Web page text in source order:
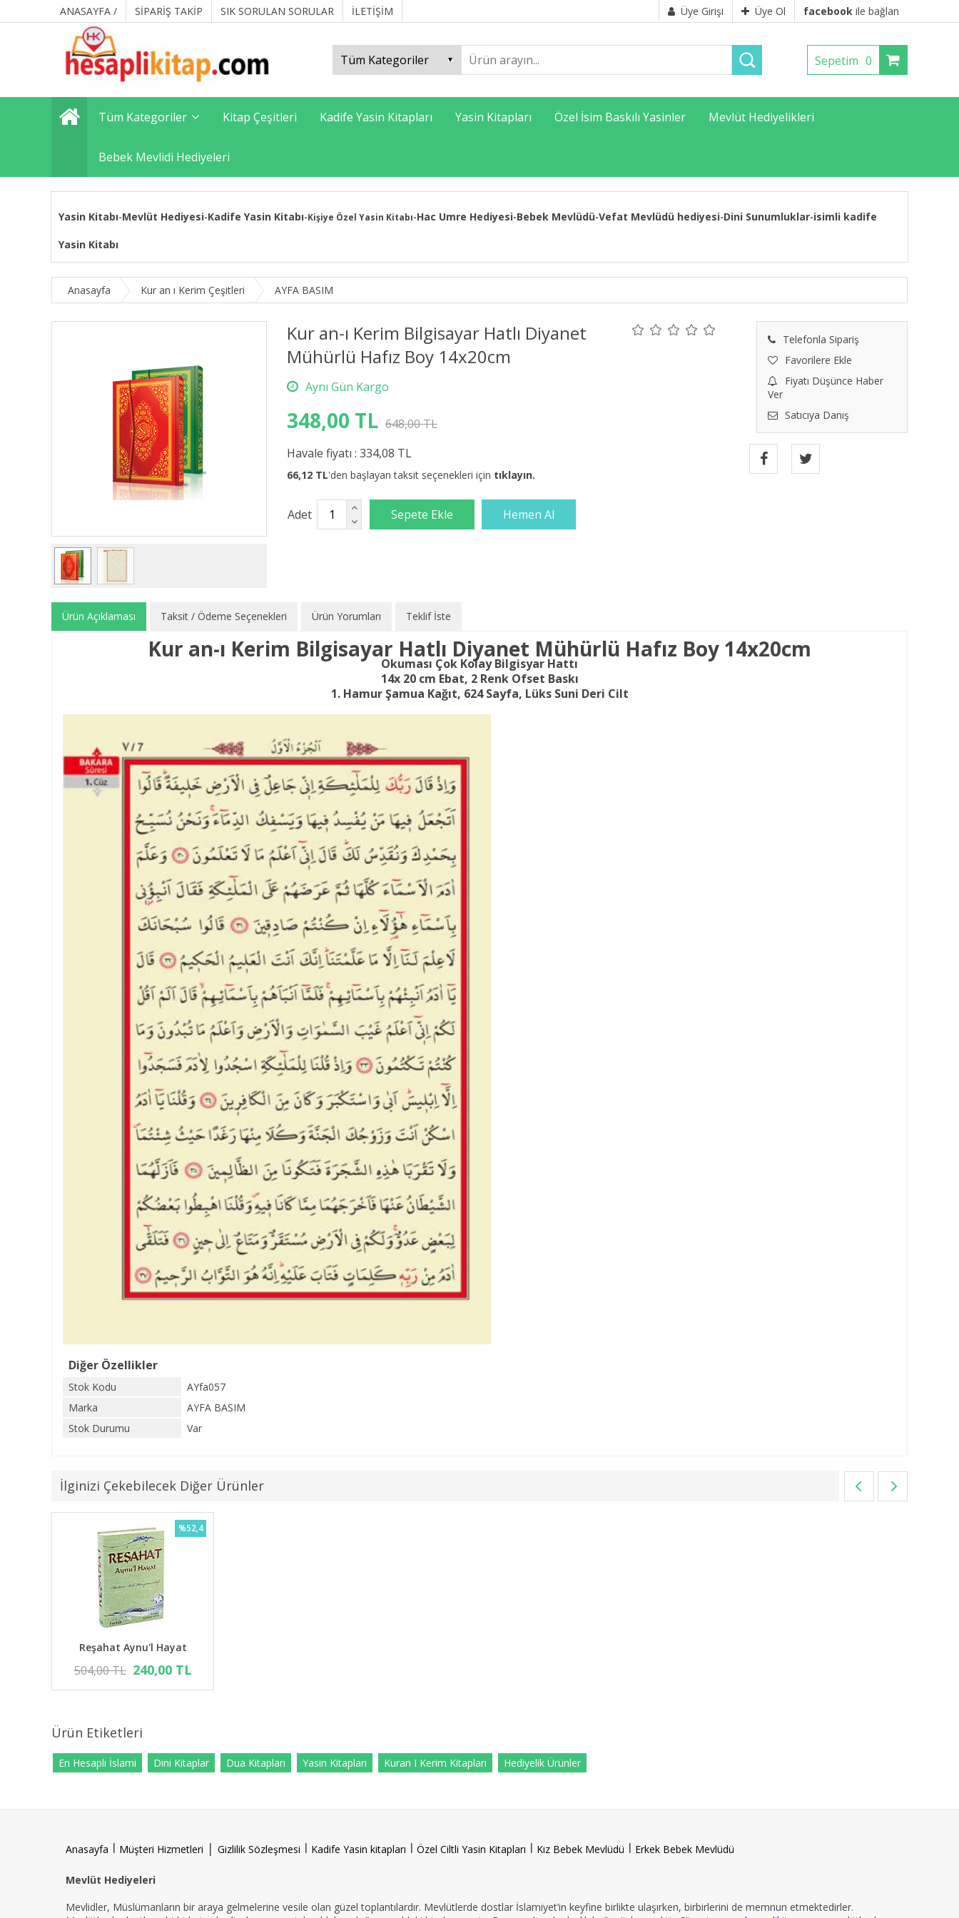
ANASAYFA / SİPARİŞ TAKİP SIK SORULAN SORULAR İLETİŞİM Üye Girişi Üye Ol facebook ile bağlan
Sepetim 0
Tüm Kategoriler Kitap Çeşitleri Kadife Yasin Kitapları Yasin Kitapları Özel İsim Baskılı Yasinler Mevlüt Hediyelikleri
Bebek Mevlidi Hediyeleri
Yasin Kitabı-Mevlüt Hediyesi-Kadife Yasin Kitabı-Kişiye Özel Yasin Kitabı-Hac Umre Hediyesi-Bebek Mevlüdü-Vefat Mevlüdü hediyesi-Dini Sunumluklar-isimli kadife
Yasin Kitabı
Anasayfa Kur an ı Kerim Çeşitleri AYFA BASIM
Kur an-ı Kerim Bilgisayar Hatlı Diyanet
Mühürlü Hafız Boy 14x20cm
Telefonla Sipariş
Favorilere Ekle
Fiyatı Düşünce Haber
Ver
Satıcıya Danış
348,00 TL 648,00 TL
Havale fiyatı : 334,08 TL
66,12 TL'den başlayan taksit seçenekleri için tıklayın.
Adet
Ürün Açıklaması Taksit / Ödeme Seçenekleri Ürün Yorumları Teklif İste
Kur an-ı Kerim Bilgisayar Hatlı Diyanet Mühürlü Hafız Boy 14x20cm
Okuması Çok Kolay Bilgisyar Hattı
14x 20 cm Ebat, 2 Renk Ofset Baskı
1. Hamur Şamua Kağıt, 624 Sayfa, Lüks Suni Deri Cilt
Diğer Özellikler
Stok Kodu
AYfa057
Marka
AYFA BASIM
Stok Durumu
Var
İlginizi Çekebilecek Diğer Ürünler
Reşahat Aynu'l Hayat
504,00 TL 240,00 TL
%52,4
Ürün Etiketleri
En Hesaplı İslami Dini Kitaplar Dua Kitapları Yasin Kitapları Kuran I Kerim Kitapları Hediyelik Ürünler
Anasayfa l Müşteri Hizmetleri | Gizlilik Sözleşmesi l Kadife Yasin kitapları l Özel Ciltli Yasin Kitapları l Kız Bebek Mevlüdü l Erkek Bebek Mevlüdü
Mevlüt Hediyeleri
Mevlidler, Müslümanların bir araya gelmelerine vesile olan güzel toplantılardır. Mevlütlerde dostlar İslamiyet’in keyfine birlikte ulaşırken, birbirlerini de memnun etmektedirler.